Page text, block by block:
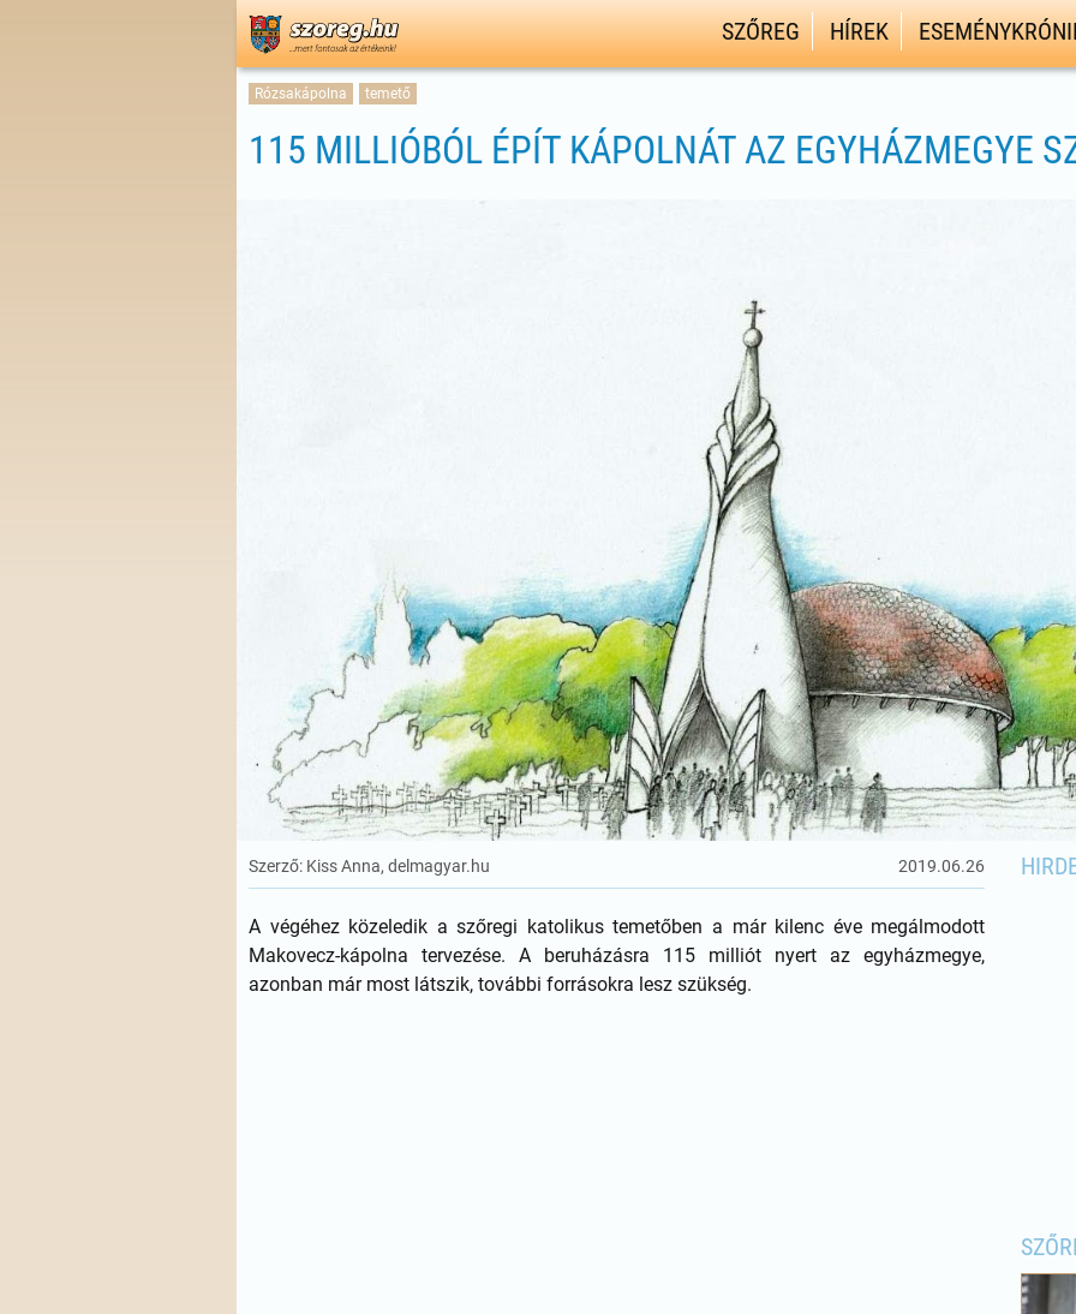
SZŐREG HÍREK
Rózsakápolna temető
115 MILLIÓBÓL ÉPÍT KÁPOLNÁT AZ EGYHÁZMEGYE
Szerző: Kiss Anna, delmagyar.hu 2019.06.26
A végéhez közeledik a szőregi katolikus temetőben a már kilenc éve megálmodott
Makovecz-kápolna tervezése. A beruházásra 115 milliót nyert az egyházmegye,
azonban már most látszik, további forrásokra lesz szükség.